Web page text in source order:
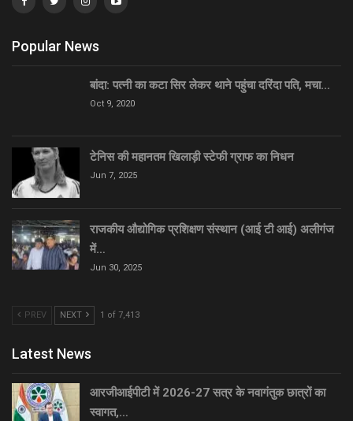
Popular News
बांदा: पत्नी का कटा सिर लेकर थाने पहुंचा दरिंदा पति, मचा…
Oct 9, 2020
टेनिस की महानतम खिलाड़ी स्टेफी ग्राफ का निधन
Jun 7, 2025
राजकीय औद्योगिक प्रशिक्षण संस्थान (आई टी आई) अलीगंज
में…
Jun 30, 2025
PREV NEXT 1 of 7,413
Latest News
आरजीआईपीटी में 2026-27 सत्र के नवागंतुक छात्रों का
स्वागत,…